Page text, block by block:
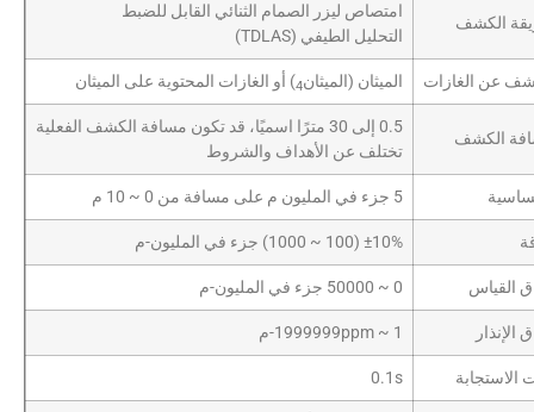
الكشف
امتصاص ليزر الصمام الثنائي القابل للضبط
التحليل الطيفي (TDLAS)
عن الغازات الميثان (الميثان4) أو الغازات المحتوية على الميثان
الكشف
0.5 إلى 30 مترًا اسميًا، قد تكون مسافة الكشف الفعلية
تختلف عن الأهداف والشروط
5 جزء في المليون م على مسافة من 0 ~ 10 م
±10% (100 ~ 1000) جزء في المليون-م
القياس 0 ~ 50000 جزء في المليون-م
الإنذار 1 ~ 1999999ppm-م
الاستجابة 0.1s